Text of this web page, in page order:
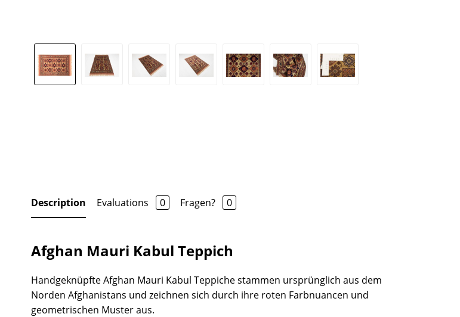
Description Evaluations 0 Fragen? 0
Afghan Mauri Kabul Teppich
Handgeknüpfte Afghan Mauri Kabul Teppiche stammen ursprünglich aus dem
Norden Afghanistans und zeichnen sich durch ihre roten Farbnuancen und
geometrischen Muster aus.